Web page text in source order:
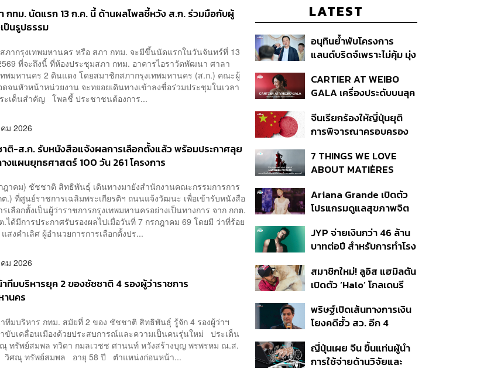
กทม. นัดแรก 13 ก.ค. นี้ ด้านผลโพลชี้หวัง ส.ก. ร่วมมือกับผู้
ป็นรูปธรรม
ภากรุงเทพมหานคร หรือ สภา กทม. จะมีขึ้นนัดแรกในวันจันทร์ที่ 13
ที่จะถึงนี้ ที่ห้องประชุมสภา กทม. อาคารไอราวัตพัฒนา ศาลา
ทพมหานคร 2 ดินแดง โดยสมาชิกสภากรุงเทพมหานคร (ส.ก.) คณะผู้
จนหัวหน้าหน่วยงาน จะทยอยเดินทางเข้าลงชื่อร่วมประชุมในเวลา
เด็นสำคัญ โพลชี้ ประชาชนต้องการ...
ม 2026
ติ-ส.ก. รับหนังสือแจ้งผลการเลือกตั้งแล้ว พร้อมประกาศลุย
งแผนยุทธศาสตร์ 100 วัน 261 โครงการ
ฎาคม) ชัชชาติ สิทธิพันธุ์ เดินทางมายังสำนักงานคณะกรรมการการ
ต.) ที่ศูนย์ราชการเฉลิมพระเกียรติฯ ถนนแจ้งวัฒนะ เพื่อเข้ารับหนังสือ
รเลือกตั้งเป็นผู้ว่าราชการกรุงเทพมหานครอย่างเป็นทางการ จาก กกต.
.ได้มีการประกาศรับรองผลไปเมื่อวันที่ 7 กรกฎาคม 69 โดยมี ว่าที่ร้อย
สงคำเลิศ ผู้อำนวยการการเลือกตั้งปร...
ม 2026
าทีมบริหารยุค 2 ของชัชชาติ 4 รองผู้ว่าราชการ
านคร
ทีมบริหาร กทม. สมัยที่ 2 ของ ชัชชาติ สิทธิพันธุ์ รู้จัก 4 รองผู้ว่าฯ
ขับเคลื่อนเมืองด้วยประสบการณ์และความเป็นคนรุ่นใหม่ ประเด็น
รัพย์สมพล ทวิดา กมลเวชช ศานนท์ หวังสร้างบุญ พรพรหม ณ.ส.
วิศณุ ทรัพย์สมพล อายุ 58 ปี ตำแหน่งก่อนหน้า...
LATEST
อนุทินย้ำพับโครงการ
แลนด์บริดจ์เพราะไม่คุ้ม มุ่ง
รองรับอ่าวไทย-อันดามัน
CARTIER AT WEIBO
GALA เครื่องประดับบนลุค
สำคัญ
จีนเรียกร้องให้ญี่ปุ่นยุติ
การพิจารณาครอบครอง
7 THINGS WE LOVE
ABOUT MATIÈRES
Ariana Grande เปิดตัว
โปรแกรมดูแลสุขภาพจิต
ดนตรี
JYP จ่ายเงินกว่า 46 ล้าน
บาทต่อปี สำหรับการทำโรง
สมาชิกใหม่! ลูอิส แฮมิลตัน
เปิดตัว ‘Halo’ โกลเดนรี
พริษฐ์เปิดเส้นทางการเงิน
โยงคดีฮั้ว สว. อีก 4
อำนาจเจริญโอนเงินให้เจ้า
หน้าที่ กกต. ฝ่ายสืบสวน
ญี่ปุ่นเผย จีน ขึ้นแท่นผู้นำ
การใช้จ่ายด้านวิจัยและ